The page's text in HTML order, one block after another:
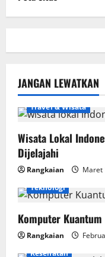
JANGAN LEWATKAN
Travel & Wisata
Wisata Lokal
Dijelajahi
Rangkaian
Maret
Teknologi
Komputer
Rangkaian
Kesehatan